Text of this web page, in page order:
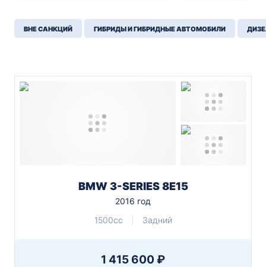
ВНЕ САНКЦИЙ ГИБРИДЫ И ГИБРИДНЫЕ АВТОМОБИЛИ
BMW 3-SERIES 8E15
2016 год
1500cc
Задний
1 415 600 ₽